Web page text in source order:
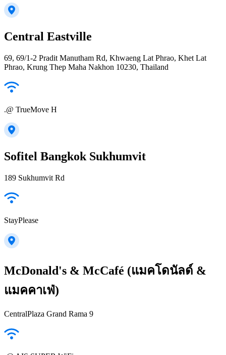
Central Eastville
69, 69/1-2 Pradit Manutham Rd, Khwaeng Lat Phrao, Khet Lat
Phrao, Krung Thep Maha Nakhon 10230, Thailand
.@ TrueMove H
Sofitel Bangkok Sukhumvit
189 Sukhumvit Rd
StayPlease
McDonald's & McCafé (แมคโดนัลด์ &
แมคคาเฟ่)
CentralPlaza Grand Rama 9